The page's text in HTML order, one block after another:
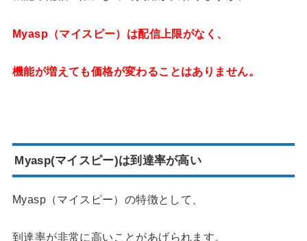
Myasp（マイスピー）は配信上限がなく、
機能が増えても価格が変わることはありません。
Myasp(マイスピー)は到達率が高い
Myasp（マイスピー）の特徴として、
到達率が非常に高いことがあげられます。